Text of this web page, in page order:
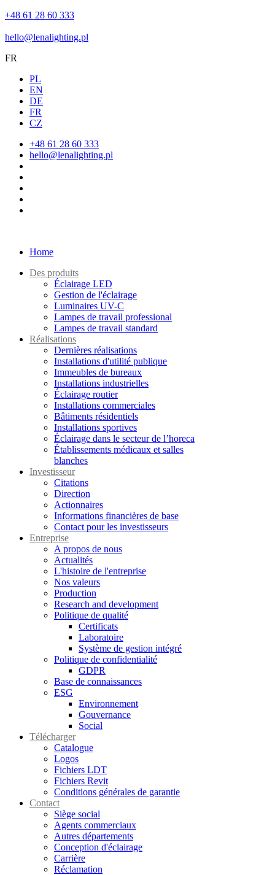
+48 61 28 60 333
hello@lenalighting.pl
FR
PL
EN
DE
FR
CZ
+48 61 28 60 333
hello@lenalighting.pl
Home
Des produits
Éclairage LED
Gestion de l'éclairage
Luminaires UV-C
Lampes de travail professional
Lampes de travail standard
Réalisations
Dernières réalisations
Installations d'utilité publique
Immeubles de bureaux
Installations industrielles
Éclairage routier
Installations commerciales
Bâtiments résidentiels
Installations sportives
Éclairage dans le secteur de l’horeca
Établissements médicaux et salles
blanches
Investisseur
Citations
Direction
Actionnaires
Informations financières de base
Contact pour les investisseurs
Entreprise
A propos de nous
Actualités
L'histoire de l'entreprise
Nos valeurs
Production
Research and development
Politique de qualité
Certificats
Laboratoire
Système de gestion intégré
Politique de confidentialité
GDPR
Base de connaissances
ESG
Environnement
Gouvernance
Social
Télécharger
Catalogue
Logos
Fichiers LDT
Fichiers Revit
Conditions générales de garantie
Contact
Siège social
Agents commerciaux
Autres départements
Conception d'éclairage
Carrière
Réclamation